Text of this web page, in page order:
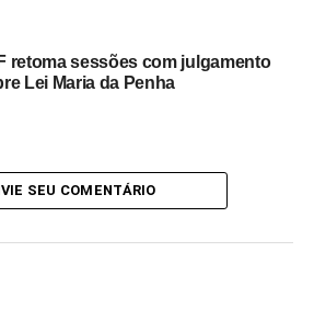
de perto por partidos políticos e
devido ao potencial de alterar o
já em articulação para os
retoma sessões com julgamento
Lei Maria da Penha
SEU COMENTÁRIO